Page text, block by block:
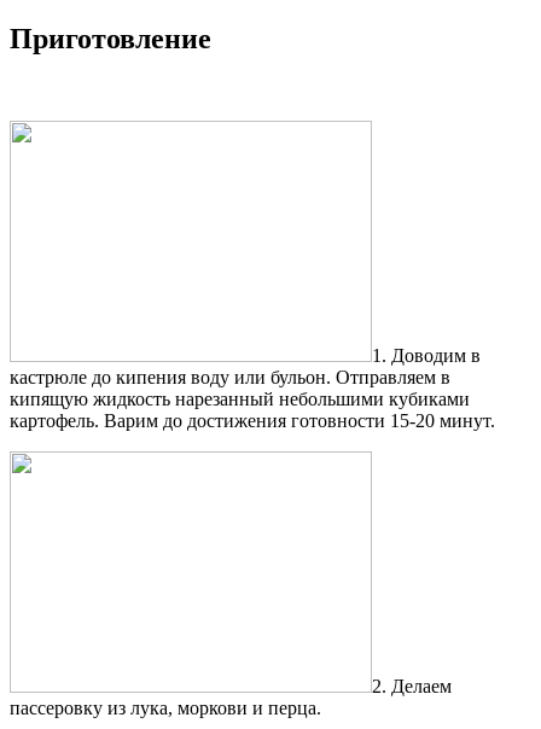
Приготовление
1. Доводим в
кастрюле до кипения воду или бульон. Отправляем в
кипящую жидкость нарезанный небольшими кубиками
картофель. Варим до достижения готовности 15-20 минут.
2. Делаем
пассеровку из лука, моркови и перца.